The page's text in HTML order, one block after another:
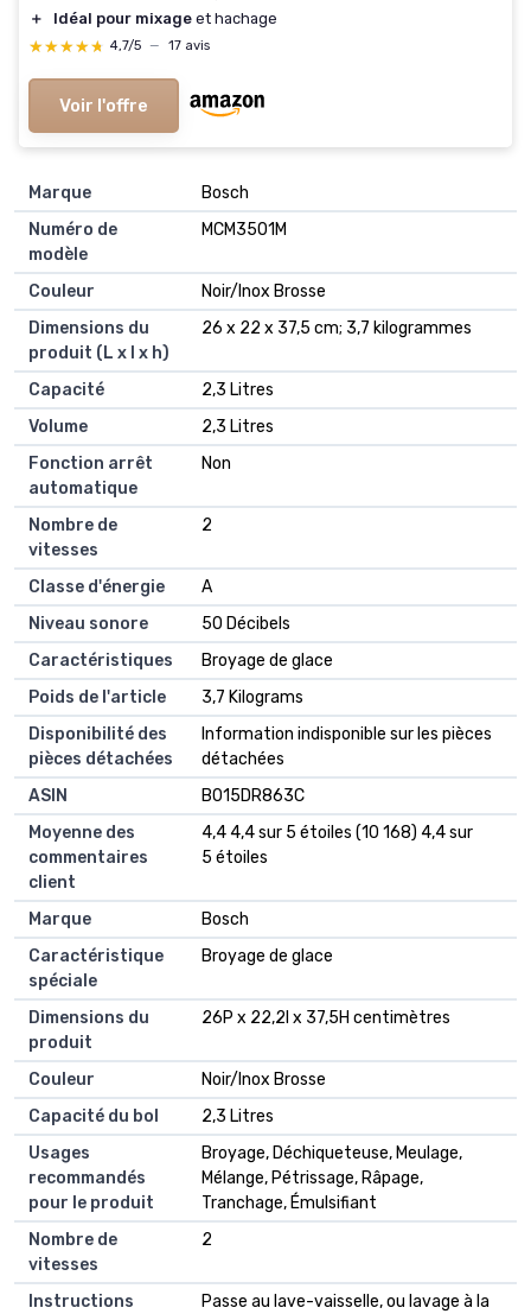
＋
Idéal pour mixage et hachage
★★★★★
★★★★★ 4,7/5 — 17 avis
Voir l'offre
Marque
‎Bosch
Numéro de
modèle
‎MCM3501M
Couleur
‎Noir/Inox Brosse
Dimensions du
produit (L x l x h)
‎26 x 22 x 37,5 cm; 3,7 kilogrammes
Capacité
‎2,3 Litres
Volume
‎2,3 Litres
Fonction arrêt
automatique
‎Non
Nombre de
vitesses
‎2
Classe d'énergie
‎A
Niveau sonore
‎50 Décibels
Caractéristiques
‎Broyage de glace
Poids de l'article
‎3,7 Kilograms
Disponibilité des
pièces détachées
‎Information indisponible sur les pièces
détachées
ASIN
B015DR863C
Moyenne des
commentaires
client
4,4 4,4 sur 5 étoiles (10 168) 4,4 sur
5 étoiles
Marque
Bosch
Caractéristique
spéciale
Broyage de glace
Dimensions du
produit
26P x 22,2l x 37,5H centimètres
Couleur
Noir/Inox Brosse
Capacité du bol
2,3 Litres
Usages
recommandés
pour le produit
Broyage, Déchiqueteuse, Meulage,
Mélange, Pétrissage, Râpage,
Tranchage, Émulsifiant
Nombre de
vitesses
2
Instructions Passe au lave-vaisselle, ou lavage à la